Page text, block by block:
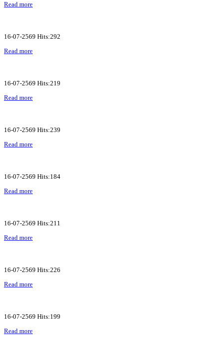
Read more
16-07-2569 Hits:292
Read more
16-07-2569 Hits:219
Read more
16-07-2569 Hits:239
Read more
16-07-2569 Hits:184
Read more
16-07-2569 Hits:211
Read more
16-07-2569 Hits:226
Read more
16-07-2569 Hits:199
Read more